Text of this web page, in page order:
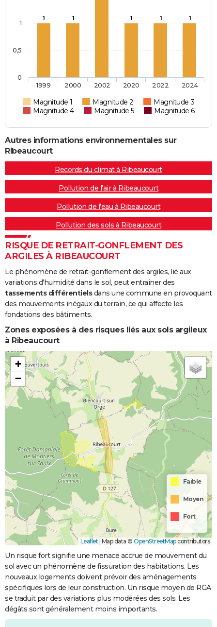
1 1 1 1 1
Magnitude 1 Magnitude 2
Magnitude 3
Magnitude 4
Magnitude 5 Magnitude 6
1999 2000 2002 2020 2022 2024
0
0,5
1
Autres informations environnementales sur
Ribeaucourt
Records du climat à Ribeaucourt
Pollution de l'air à Ribeaucourt
Pollution de l'eau à Ribeaucourt
Pollution des sols à Ribeaucourt
RISQUE DE RETRAIT-GONFLEMENT DES
ARGILES À RIBEAUCOURT
Le phénomène de retrait-gonflement des argiles, lié aux
variations d'humidité dans le sol, peut entraîner des
tassements différentielsdans une commune en provoquant
des mouvements inégaux du terrain, ce qui affecte les
fondations des bâtiments.
Zones exposées à des risques liés aux sols argileux
à Ribeaucourt
+
−
Faible
Moyen
Fort
Leaflet | Map data © OpenStreetMapcontributors
Un risque fort signifie une menace accrue de mouvement du
sol avec un phénomène de fissuration des habitations. Les
nouveaux logements doivent prévoir des aménagements
spécifiques lors de leur construction. Un risque moyen de RGA
se traduit par des variations plus modérées des sols. Les
dégâts sont généralement moins importants.